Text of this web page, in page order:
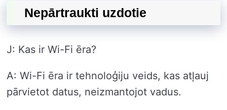
Nepārtraukti uzdotie
J: Kas ir Wi-Fi ēra?
A: Wi-Fi ēra ir tehnoloģiju veids, kas atļauj
pārvietot datus, neizmantojot vadus.